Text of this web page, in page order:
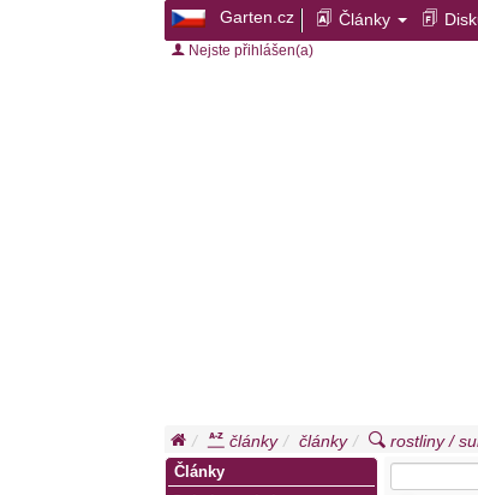
Garten.cz Články
Nejste přihlášen(a)
články články rostliny /
Články